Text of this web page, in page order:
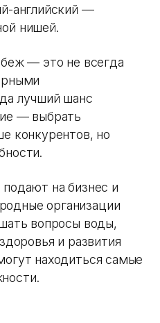
английский —
нишей.
— это не всегда
лучший шанс
— выбрать
конкурентов, но
на бизнес и
организации
вопросы воды,
и развития
находиться самые